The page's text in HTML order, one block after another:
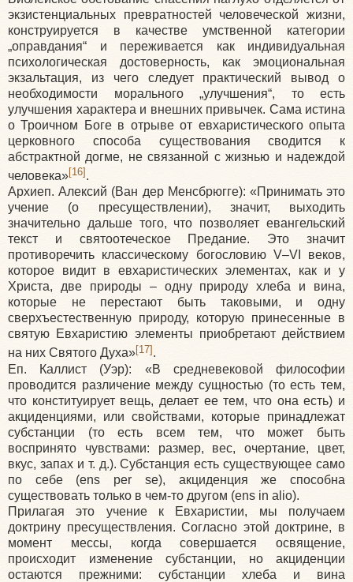
экзистенциальных превратностей человеческой жизни,
конструируется в качестве умственной категории
„оправдания“ и переживается как индивидуальная
психологическая достоверность, как эмоциональная
экзальтация, из чего следует практический вывод о
необходимости морального „улучшения“, то есть
улучшения характера и внешних привычек. Сама истина
о Троичном Боге в отрыве от евхаристического опыта
церковного способа существования сводится к
абстрактной догме, не связанной с жизнью и надеждой
человека»[16] .
Архиеп. Алексий (Ван дер Менсбрюгге): «Приниматьэто
учение
(о пресуществлении), значит, выходить
значительно дальше того, что позволяет евангельский
текст и святоотеческое Предание. Это значит
противоречить классическому богословию V–VI веков,
которое видит в евхаристических элементах, как и у
Христа, две природы – одну природу хлеба и вина,
которые не перестают быть таковыми, и одну
сверхъестественную природу, которую принесенные в
святую Евхаристию элементы приобретают действием
на них Святого Духа»[17].
Еп. Каллист
(Уэр): «В средневековой философии
проводится различение между сущностью (тоесть тем,
что конституирует вещь, делает ее тем, что она есть) и
акциденциями, или свойствами, которые принадлежат
субстанции
(тоесть всем тем, что может быть
воспринято чувствами: размер, вес, очертание, цвет,
вкус, запах и т. д.). Субстанция есть существующее само
по себе
(ens per se), акциденция же способна
существовать только в чем-то другом (ens in alio).
Прилагая это учение к Евхаристии, мы получаем
доктрину пресуществления. Согласно этой доктрине, в
момент мессы, когда совершается освящение,
происходит изменение субстанции, но акциденции
остаются прежними: субстанции хлеба и вина